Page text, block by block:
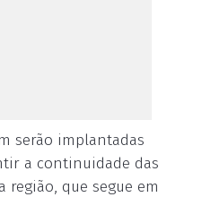
serão implantadas
a continuidade das
região, que segue em